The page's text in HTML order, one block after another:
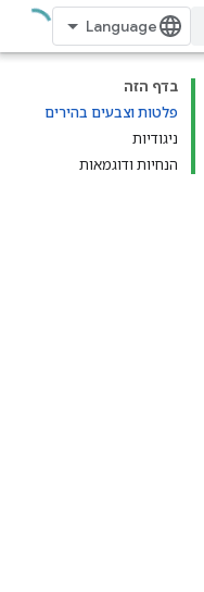
בדף הזה
פלטות וצבעים בהירים
ניגודיות
הנחיות ודוגמאות